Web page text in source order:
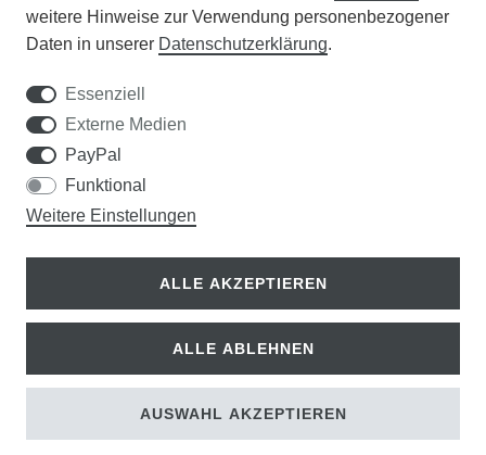
WISSENSWERTES
DER WEG ZUM TRAUMRASEN
Samen Rohde GmbH
© Copyright 2026 | Alle Rechte vorbehalten.
weitere Hinweise zur Verwendung personenbezogener
Daten in unserer Daten­schutz­erklärung.
Essenziell
Externe Medien
PayPal
Funktional
Weitere Einstellungen
ALLE AKZEPTIEREN
ALLE ABLEHNEN
AUSWAHL AKZEPTIEREN